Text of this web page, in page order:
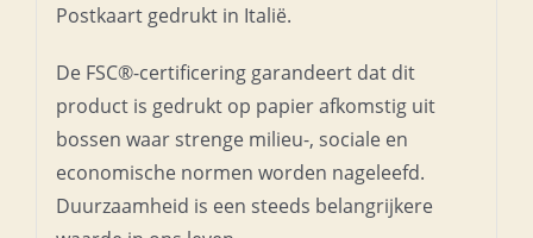
Postkaart gedrukt in Italië.
De FSC®-certificering garandeert dat dit
product is gedrukt op papier afkomstig uit
bossen waar strenge milieu-, sociale en
economische normen worden nageleefd.
Duurzaamheid is een steeds belangrijkere